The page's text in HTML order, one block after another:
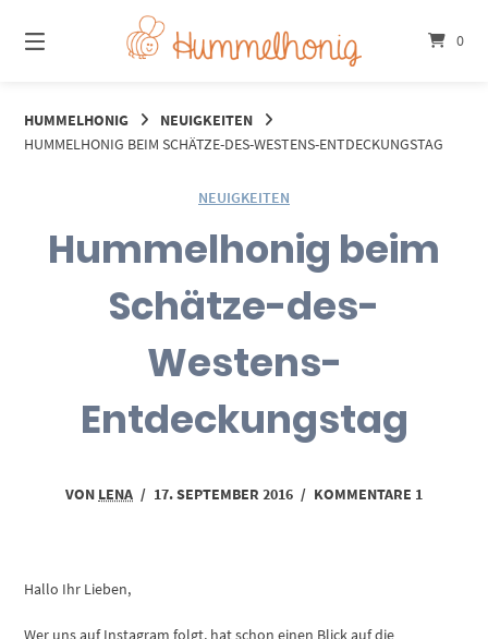
zum
Inhalt
0
HUMMELHONIG
NEUIGKEITEN
HUMMELHONIG BEIM SCHÄTZE-DES-WESTENS-ENTDECKUNGSTAG
NEUIGKEITEN
Hummelhonig beim
Schätze-des-
Westens-
Entdeckungstag
VON LENA / 17. SEPTEMBER 2016 / KOMMENTARE 1
Hallo Ihr Lieben,
Wer uns auf Instagram folgt, hat schon einen Blick auf die